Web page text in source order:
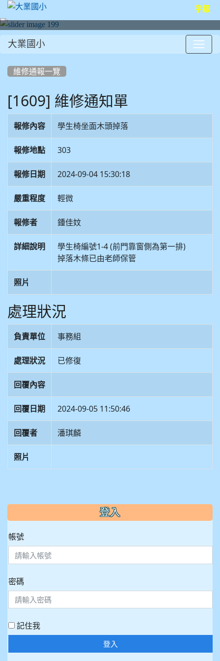
字級
大業國小
維修通報一覽
[1609] 維修通知單
報修內容 學生椅坐面木頭掉落
報修地點 303
報修日期 2024-09-04 15:30:18
嚴重程度 輕微
報修者 鍾佳妏
詳細說明
學生椅編號1-4 (前門靠窗側為第一排)
掉落木條已由老師保管
照片
處理狀況
負責單位 事務組
處理狀況 已修復
回覆內容
回覆日期 2024-09-05 11:50:46
回覆者 潘琪麟
照片
::: 登入
帳號
密碼
記住我
登入